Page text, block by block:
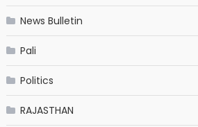
News Bulletin
Pali
Politics
RAJASTHAN